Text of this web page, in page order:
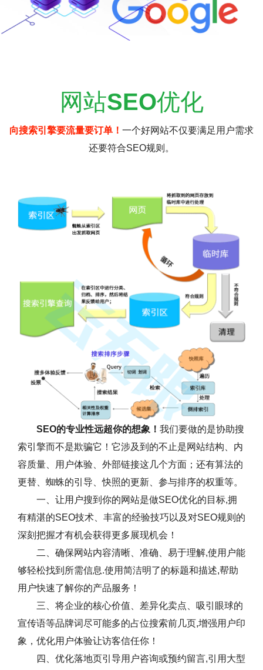
网站SEO优化
向搜索引擎要流量要订单！ 一个好网站不仅要满足用户需求
还要符合SEO规则。
SEO的专业性远超你的想象！ 我们要做的是协助搜
索引擎而不是欺骗它！它涉及到的不止是网站结构、内
容质量、用户体验、外部链接这几个方面；还有算法的
更替、蜘蛛的引导、快照的更新、参与排序的权重等。
一、让用户搜到你的网站是做SEO优化的目标,拥
有精湛的SEO技术、丰富的经验技巧以及对SEO规则的
深刻把握才有机会获得更多展现机会！
二、确保网站内容清晰、准确、易于理解,使用户能
够轻松找到所需信息.使用简洁明了的标题和描述,帮助
用户快速了解你的产品服务！
三、将企业的核心价值、差异化卖点、吸引眼球的
宣传语等品牌词尽可能多的占位搜索前几页,增强用户印
象，优化用户体验让访客信任你！
四、优化落地页引导用户咨询或预约留言,引用大型